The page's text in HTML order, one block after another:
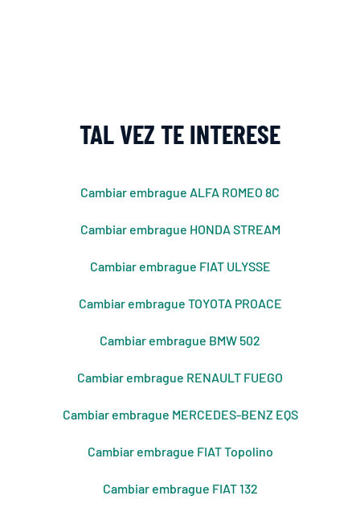
TAL VEZ TE INTERESE
Cambiar embrague ALFA ROMEO 8C
Cambiar embrague HONDA STREAM
Cambiar embrague FIAT ULYSSE
Cambiar embrague TOYOTA PROACE
Cambiar embrague BMW 502
Cambiar embrague RENAULT FUEGO
Cambiar embrague MERCEDES-BENZ EQS
Cambiar embrague FIAT Topolino
Cambiar embrague FIAT 132